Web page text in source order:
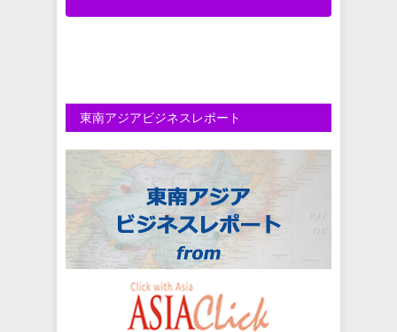
東南アジアビジネスレポート